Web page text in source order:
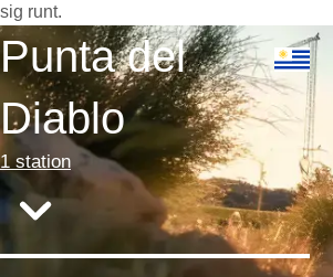
sig runt.
Punta del
Diablo
1 station